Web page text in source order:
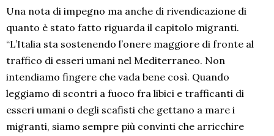
Una nota di impegno ma anche di rivendicazione di
quanto è stato fatto riguarda il capitolo migranti.
“L’Italia sta sostenendo l’onere maggiore di fronte al
traffico di esseri umani nel Mediterraneo. Non
intendiamo fingere che vada bene così. Quando
leggiamo di scontri a fuoco fra libici e trafficanti di
esseri umani o degli scafisti che gettano a mare i
migranti, siamo sempre più convinti che arricchire